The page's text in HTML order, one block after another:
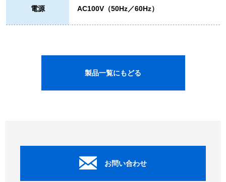
電源 AC100V（50Hz／60Hz）
製品一覧にもどる
お問い合わせ